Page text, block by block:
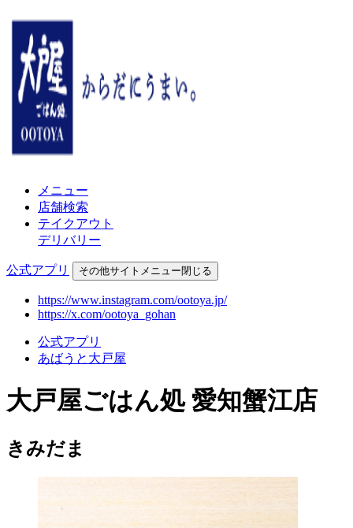
メニュー
店舗検索
テイクアウト
デリバリー
公式アプリ その他サイトメニュー閉じる
https://www.instagram.com/ootoya.jp/
https://x.com/ootoya_gohan
公式アプリ
あばうと大戸屋
大戸屋ごはん処 愛知蟹江店
きみだま